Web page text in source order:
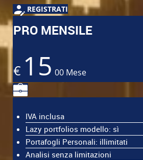
REGISTRATI
PRO MENSILE
€ 15 00 Mese
IVA inclusa
Lazy portfolios modello: sì
Portafogli Personali: illimitati
Analisi senza limitazioni